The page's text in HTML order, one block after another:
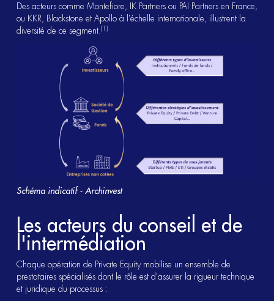
Des acteurs comme Montefiore, IK Partners ou PAI Partners en France,
ou KKR, Blackstone et Apollo à l'échelle internationale, illustrent la
diversité de ce segment.(1)
Schéma indicatif - Archinvest
Les acteurs du conseil et de
l'intermédiation
Chaque opération de Private Equity mobilise un ensemble de
prestataires spécialisés dont le rôle est d'assurer la rigueur technique
et juridique du processus :